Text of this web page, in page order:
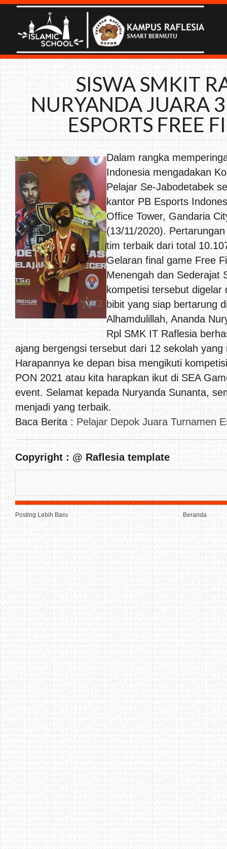
SISWA SMKIT
NURYANDA JUARA
ESPORTS FREE
Dalam rangka
Indonesia mengadakan
Pelajar Se-Jabodetabek
kantor PB Esports
Office Tower, Gandaria
(13/11/2020).
tim terbaik dari total
Gelaran final game Free
Menengah dan Sederajat
kompetisi tersebut
bibit yang siap bertarung
Alhamdulillah, Ananda
Rpl SMK IT Raflesia
ajang bergengsi tersebut dari 12 sekolah yang
Harapannya ke depan bisa mengikuti
PON 2021 atau kita harapkan ikut di SEA
event. Selamat kepada Nuryanda Sunanta,
menjadi yang terbaik.
Baca Berita : Pelajar Depok Juara Turnamen
Copyright : @ Raflesia template
Posting Lebih Baru Beranda